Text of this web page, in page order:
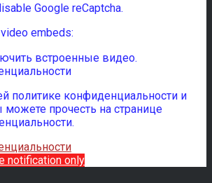
Google reCaptcha.
embeds:
встроенные видео.
политике конфиденциальности и
прочесть на странице
notification only